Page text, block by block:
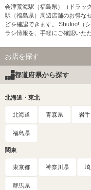
会津荒海駅（福島県）（ドラッ
駅（福島県）周辺店舗のお得な
どを確認できます。 Shufoo!（
ラシ情報を、手軽にご確認いた
お店を探す
都道府県から探す
北海道・東北
北海道 青森県 岩
福島県
関東
東京都 神奈川県
群馬県